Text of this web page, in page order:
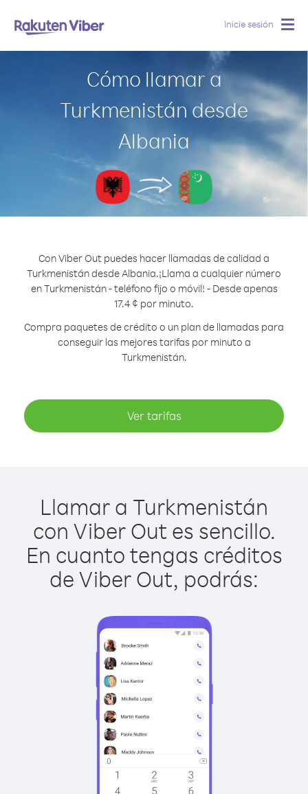
Inicie sesión
Cómo llamar a
Turkmenistán desde
Albania
Con Viber Out puedes hacer llamadas de calidad a
Turkmenistán desde Albania.¡Llama a cualquier número
en Turkmenistán - teléfono fijo o móvil! - Desde apenas
17.4 ¢ por minuto.
Compra paquetes de crédito o un plan de llamadas para
conseguir las mejores tarifas por minuto a
Turkmenistán.
Ver tarifas
Llamar a Turkmenistán
con Viber Out es sencillo.
En cuanto tengas créditos
de Viber Out, podrás: